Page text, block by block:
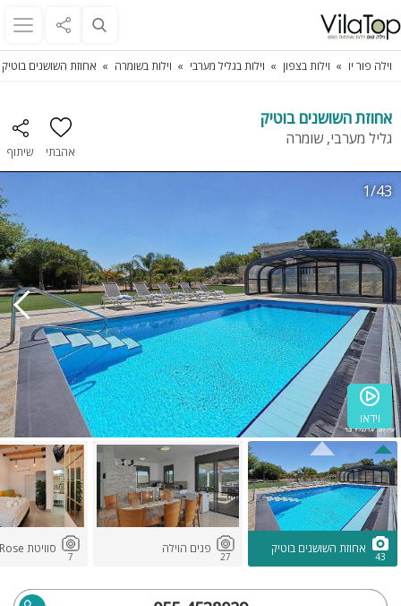
וילה פור יו וילות בצפון וילות בגליל מערבי וילות בשומרה אחוזת השושנים בוטיק
אחוזת השושנים בוטיק
גליל מערבי, שומרה
אהבתי שיתוף
וידאו
1/43
43
אחוזת השושנים בוטיק
27
פנים הוילה
7
סוויטת Rose